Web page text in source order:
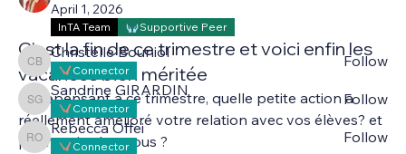
April 1, 2026
InTA Team Supportive Peer
C'est la fin de ce trimestre et voici enfin les
vacances bien méritée
En repensant à ce trimestre, quelle petite action a
réellement amélioré votre relation avec vos élèves? et
pourquoi selon vous ?
Members
Christelle Bouniol
Christelle Bouniol
Connector
Follow
Sandrine GIRARDIN
Sandrine GIRARDIN
Connector
Follow
Rebecca Offei
Rebecca Offei
Connector
Follow